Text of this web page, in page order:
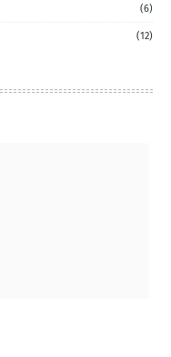
(6)
(12)